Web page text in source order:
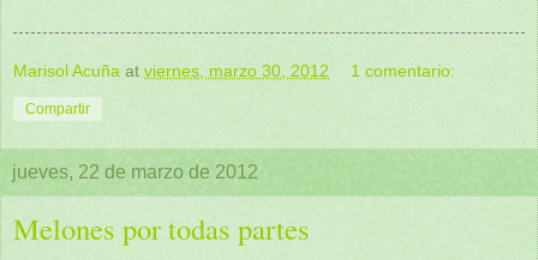
Marisol Acuña at viernes, marzo 30, 2012 1 comentario:
Compartir
jueves, 22 de marzo de 2012
Melones por todas partes